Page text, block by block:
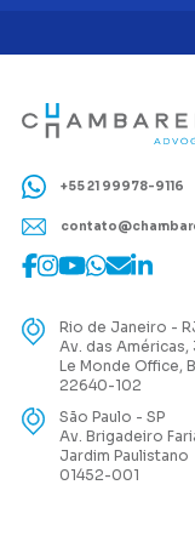
+55 21 99978-9116
Rio de Janeiro -
Av. das Américas,
Le Monde Office,
22640-102
São Paulo - SP
Av. Brigadeiro
Jardim Paulistano
01452-001